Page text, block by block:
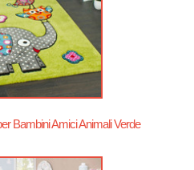
Bambini Amici Animali Verde